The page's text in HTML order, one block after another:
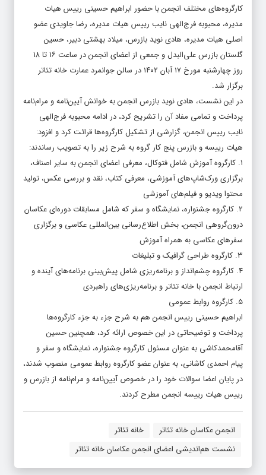
کارگروه‌های مختلف انجمن با حضور ابراهیم حسینی رییس هیات
مدیره، محبوبه فرج‌الهی نایب رییس هیات مدیره، رضا جاویدی عضو
اصلی هیات مدیره، هادی نوید بازرس، میلاد بهشتی دبیر، حسین
گلستان بازرس علی‌البدل و جمعی از اعضای انجمن در ساعت ۱۶ تا ۱۸
روز چهارشنبه مورخ ۱۷ آبان ۱۴۰۲ در سالن جوانمرد عمارت خانه تئاتر
برگزار شد.
در این نشست، هادی نوید بازرس انجمن به خوانش آیین‌نامه و مرام‌نامه
پرداخت و تمامی مفاد آن را تشریح کرد، در ادامه محبوبه فرج‌الهی
نایب رییس انجمن، گزارشی از تشکیل کارگروه‌ها قرائت کرد و افزود:
هیات رییسه و بازرس پنج کار گروه به شرح زیر را به تصویب رساندند:
۱. کارگروه آموزش شامل فتوکال، معرفی اعضای انجمن به سایر اصناف،
برگزاری ورک‌شاپ‌های آموزشی، معرفی کتاب، نقد و بررسی عکس، تولید
محتوا ویدیو و فیلم‌های آموزشی
۲. کارگروه جشنواره، نمایشگاه و سفر که شامل مسابقات دوره‌ای عکاسان
درون‌گروهی انجمن، بخش اطلاع‌رسانی بین‌المللی عکاسی و برگزاری
سفرهای عکاسی به همراه آموزش
۳. کارگروه طراحی گرافیک و تبلیغات
۴. کارگروه چشم‌انداز و برنامه‌ریزی شامل پیش‌بینی برنامه‌های آینده و
ارتباط انجمن با خانه تئاتر و برنامه‌ریزی‌های راهبردی
۵. کارگروه روابط عمومی
ابراهیم حسینی رییس انجمن هم به شرح جزء به جزء کارگروه‌ها
پرداخت و توضیحاتی در این خصوص ارائه کرد، همچنین حسین
آقامحمدکاشی به عنوان مسئول کارگروه جشنواره، نمایشگاه و سفر و
پیام احمدی کاشانی، به عنوان عضو کارگروه روابط عمومی منصوب شدند،
در پایان اعضا سوالات خود را در خصوص آیین‌نامه و مرام‌نامه از بازرس و
رییس هیات رییسه انجمن مطرح کردند.
انجمن عکاسان خانه تئاتر
خانه تئاتر
نشست هم‌اندیشی اعضای انجمن عکاسان خانه تئاتر